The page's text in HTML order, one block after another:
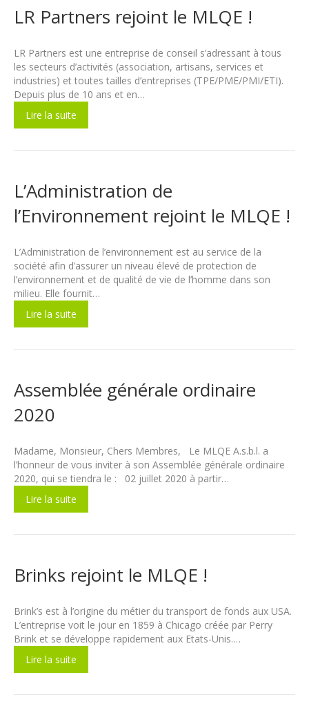
LR Partners rejoint le MLQE !
LR Partners est une entreprise de conseil s’adressant à tous
les secteurs d’activités (association, artisans, services et
industries) et toutes tailles d’entreprises (TPE/PME/PMI/ETI).
Depuis plus de 10 ans et en…
Lire la suite
L’Administration de
l’Environnement rejoint le MLQE !
L’Administration de l’environnement est au service de la
société afin d’assurer un niveau élevé de protection de
l’environnement et de qualité de vie de l’homme dans son
milieu. Elle fournit…
Lire la suite
Assemblée générale ordinaire
2020
Madame, Monsieur, Chers Membres, Le MLQE A.s.b.l. a
l’honneur de vous inviter à son Assemblée générale ordinaire
2020, qui se tiendra le : 02 juillet 2020 à partir…
Lire la suite
Brinks rejoint le MLQE !
Brink’s est à l’origine du métier du transport de fonds aux USA.
L’entreprise voit le jour en 1859 à Chicago créée par Perry
Brink et se développe rapidement aux Etats-Unis.…
Lire la suite